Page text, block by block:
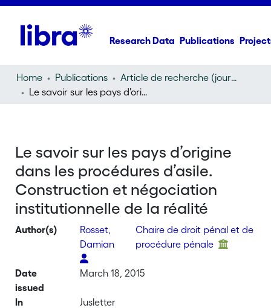
Research Data Publications
Home Publications
Article de recherche (journal article)
Le savoir sur les pays d’origine dans les procédures d’asile. Construction et négociation institutionnelle de la réalité
Le savoir sur les pays d’origine
dans les procédures d’asile.
Construction et négociation
institutionnelle de la réalité
Author(s)
Rosset,
Damian
Chaire de droit pénal et de
procédure pénale
Date
issued
March 18, 2015
In
Jusletter